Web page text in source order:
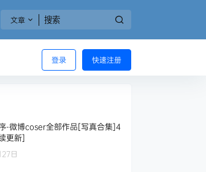
文章
登录 快速注册
-微博coser全部作品[写真合集]4
更新]
日